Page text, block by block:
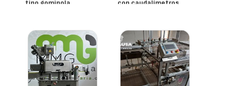
tipo gominola
con caudalímetros